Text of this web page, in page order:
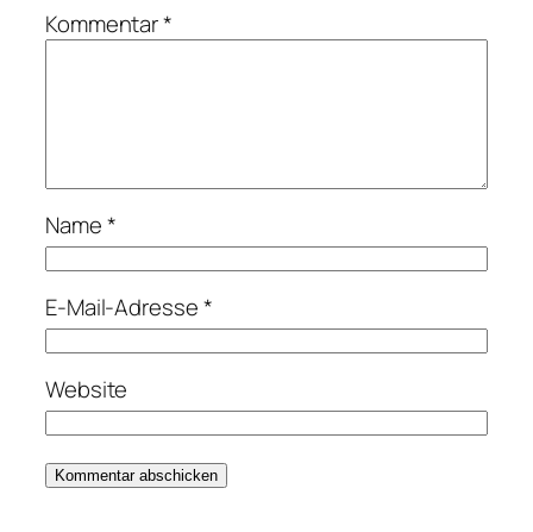
Kommentar*
Name*
E-Mail-Adresse*
Website